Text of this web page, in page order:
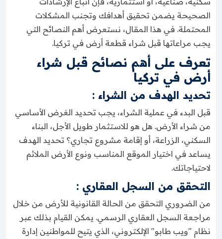
الصحيحة يضمن تحقيق أهدافك وتجنب المشكلات
المحتملة. في هذا المقال، نستعرض أهم النصائح التي
يجب مراعاتها قبل شراء قطعة أرض في تركيا.
تعرف على أهم نصائح قبل شراء
أرض في تركيا
تحديد الهدف من الشراء :
قبل البدء في عملية الشراء، يجب تحديد الغرض الأساسي
من شراء الأرض. هل هو للاستثمار طويل الأجل، البناء
السكني، الزراعة، أو إقامة مشروع تجاري؟ تحديد الهدف
يساعد في اختيار الموقع المناسب ونوع الأرض الملائم
لاحتياجاتك.
التحقق من السجل العقاري :
من الضروري التحقق من الحالة القانونية للأرض من خلال
مراجعة السجل العقاري الرسمي. يمكن القيام بذلك عبر
نظام "ويب طابو" الإلكتروني، الذي يتيح للمواطنين إدارة